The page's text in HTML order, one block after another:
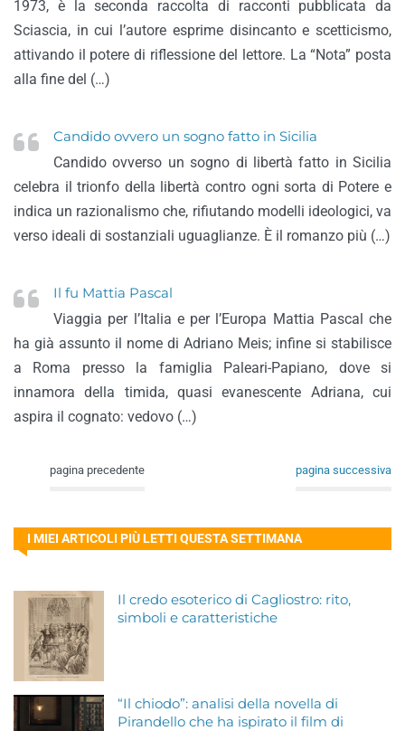
1973, è la seconda raccolta di racconti pubblicata da
Sciascia, in cui l’autore esprime disincanto e scetticismo,
attivando il potere di riflessione del lettore. La “Nota” posta
alla fine del (…)
Candido ovvero un sogno fatto in Sicilia
Candido ovverso un sogno di libertà fatto in Sicilia
celebra il trionfo della libertà contro ogni sorta di Potere e
indica un razionalismo che, rifiutando modelli ideologici, va
verso ideali di sostanziali uguaglianze. È il romanzo più (…)
Il fu Mattia Pascal
Viaggia per l’Italia e per l’Europa Mattia Pascal che
ha già assunto il nome di Adriano Meis; infine si stabilisce
a Roma presso la famiglia Paleari-Papiano, dove si
innamora della timida, quasi evanescente Adriana, cui
aspira il cognato: vedovo (…)
pagina precedente pagina successiva
I MIEI ARTICOLI PIÙ LETTI QUESTA SETTIMANA
Il credo esoterico di Cagliostro: rito,
simboli e caratteristiche
“Il chiodo”: analisi della novella di
Pirandello che ha ispirato il film di